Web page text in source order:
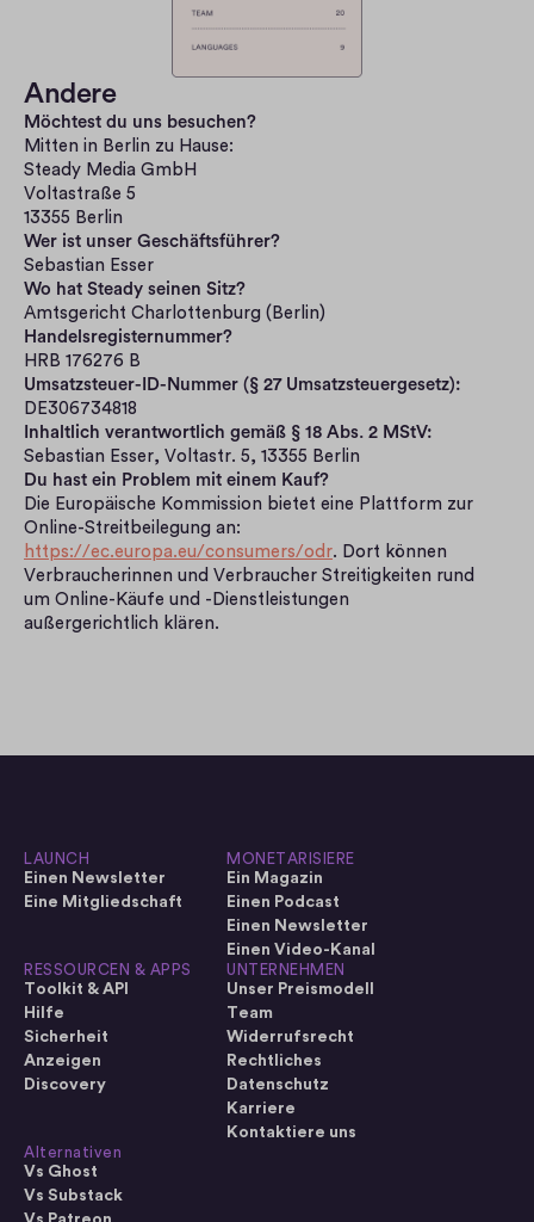
Andere
Möchtest du uns besuchen?
Mitten in Berlin zu Hause:
Steady Media GmbH
Voltastraße 5
13355 Berlin
Wer ist unser Geschäftsführer?
Sebastian Esser
Wo hat Steady seinen Sitz?
Amtsgericht Charlottenburg (Berlin)
Handelsregisternummer?
HRB 176276 B
Umsatzsteuer-ID-Nummer (§ 27 Umsatzsteuergesetz):
DE306734818
Inhaltlich verantwortlich gemäß § 18 Abs. 2 MStV:
Sebastian Esser, Voltastr. 5, 13355 Berlin
Du hast ein Problem mit einem Kauf?
Die Europäische Kommission bietet eine Plattform zur
https://ec.europa.eu/consumers/odr. Dort können
Verbraucherinnen und Verbraucher Streitigkeiten rund
um Online-Käufe und -Dienstleistungen
außergerichtlich klären.
LAUNCH
Einen Newsletter
Eine Mitgliedschaft
MONETARISIERE
Ein Magazin
Einen Podcast
Einen Newsletter
Einen Video-Kanal
RESSOURCEN & APPS
Toolkit & API
Hilfe
Sicherheit
Anzeigen
Discovery
UNTERNEHMEN
Unser Preismodell
Team
Widerrufsrecht
Rechtliches
Datenschutz
Karriere
Kontaktiere uns
Alternativen
Vs Ghost
Vs Substack